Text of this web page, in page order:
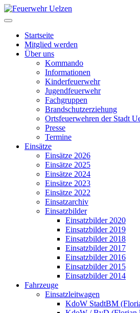
Startseite
Mitglied werden
Über uns
Kommando
Informationen
Kinderfeuerwehr
Jugendfeuerwehr
Fachgruppen
Brandschutzerziehung
Ortsfeuerwehren der Stadt
Presse
Termine
Einsätze
Einsätze 2026
Einsätze 2025
Einsätze 2024
Einsätze 2023
Einsätze 2022
Einsatzarchiv
Einsatzbilder
Einsatzbilder 2020
Einsatzbilder 2019
Einsatzbilder 2018
Einsatzbilder 2017
Einsatzbilder 2016
Einsatzbilder 2015
Einsatzbilder 2014
Fahrzeuge
Einsatzleitwagen
KdoW StadtBM